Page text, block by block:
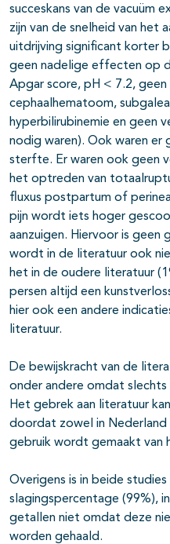
succeskans van de vacuüm
zijn van de snelheid van het
uitdrijving significant korter
geen nadelige effecten op
Apgar score, pH < 7.2, geen
cephaalhematoom,
hyperbilirubinemie en geen
nodig waren). Ook waren er
sterfte. Er waren ook geen
het optreden van
fluxus postpartum of
pijn wordt iets hoger
aanzuigen. Hiervoor is geen
wordt in de literatuur ook
het in de oudere literatuur
persen altijd een
hier ook een andere
literatuur.
De bewijskracht van de
onder andere omdat slechts
Het gebrek aan literatuur
doordat zowel in Nederland
gebruik wordt gemaakt van
Overigens is in beide
slagingspercentage (99%),
getallen niet omdat deze
worden gehaald.